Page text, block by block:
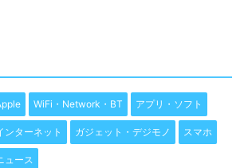
WiFi・Network・BT アプリ・ソフト
ンターネット ガジェット・デジモノ スマホ
ュース